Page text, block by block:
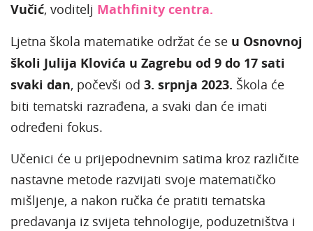
Vučić, voditelj Mathfinity centra.
Ljetna škola matematike održat će se u Osnovnoj
školi Julija Klovića u Zagrebu od 9 do 17 sati
svaki dan, počevši od 3. srpnja 2023. Škola će
biti tematski razrađena, a svaki dan će imati
određeni fokus.
Učenici će u prijepodnevnim satima kroz različite
nastavne metode razvijati svoje matematičko
mišljenje, a nakon ručka će pratiti tematska
predavanja iz svijeta tehnologije, poduzetništva i